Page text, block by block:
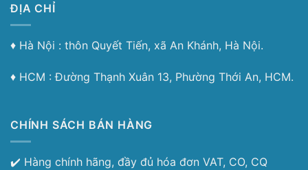
ĐỊA CHỈ
♦︎ Hà Nội : thôn Quyết Tiến, xã An Khánh, Hà Nội.
♦︎ HCM : Đường Thạnh Xuân 13, Phường Thới An, HCM.
CHÍNH SÁCH BÁN HÀNG
✔️ Hàng chính hãng, đầy đủ hóa đơn VAT, CO, CQ